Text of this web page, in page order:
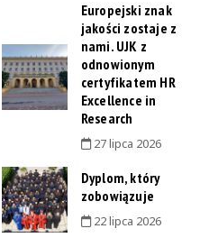
Europejski znak
jakości zostaje z
nami. UJK z
odnowionym
certyfikatem HR
Excellence in
Research
27 lipca 2026
Dyplom, który
zobowiązuje
22 lipca 2026